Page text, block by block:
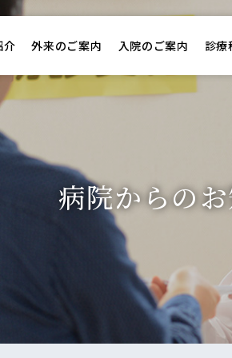
介 外来のご案内 入院のご案内 診療
病院からの